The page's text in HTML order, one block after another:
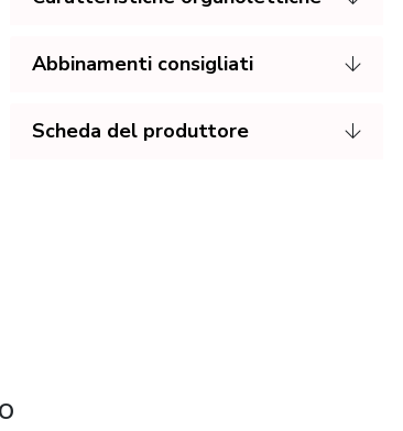
Abbinamenti consigliati
Scheda del produttore